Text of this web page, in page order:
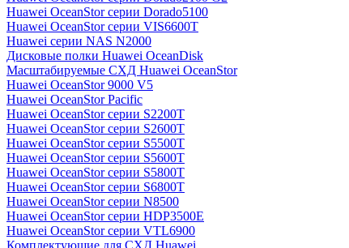
Huawei OceanStor серии Dorado5100
Huawei OceanStor серии VIS6600T
Huawei серии NAS N2000
Дисковые полки Huawei OceanDisk
Масштабируемые СХД Huawei OceanStor
Huawei OceanStor 9000 V5
Huawei OceanStor Pacific
Huawei OceanStor серии S2200T
Huawei OceanStor серии S2600T
Huawei OceanStor серии S5500T
Huawei OceanStor серии S5600T
Huawei OceanStor серии S5800T
Huawei OceanStor серии S6800T
Huawei OceanStor серии N8500
Huawei OceanStor серии HDP3500E
Huawei OceanStor серии VTL6900
Комплектующие для СХД Huawei